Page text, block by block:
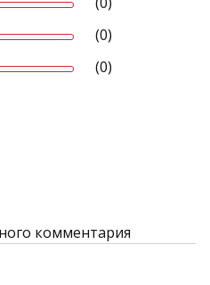
(0)
(0)
комментария